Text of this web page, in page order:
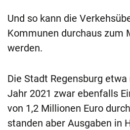
Und so kann die
Kommunen durchaus zum
werden.
Die Stadt Regensburg
Jahr 2021 zwar ebenfalls
von 1,2 Millionen Euro
standen aber Ausgaben in